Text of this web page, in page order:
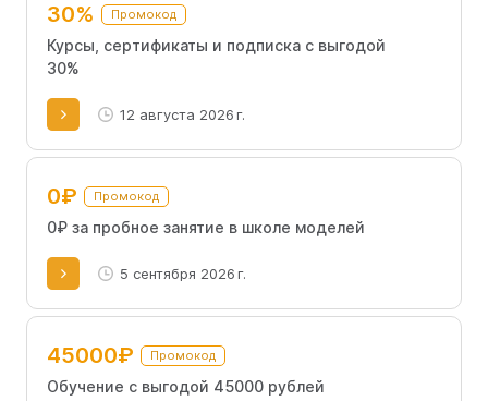
30% Промокод
Курсы, сертификаты и подписка с выгодой
30%
12 августа 2026 г.
0₽ Промокод
0₽ за пробное занятие в школе моделей
5 сентября 2026 г.
45000₽ Промокод
Обучение с выгодой 45000 рублей